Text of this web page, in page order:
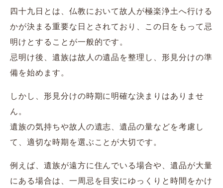
四十九日とは、仏教において故人が極楽浄土へ行ける
かが決まる重要な日とされており、この日をもって忌
明けとすることが一般的です。
忌明け後、遺族は故人の遺品を整理し、形見分けの準
備を始めます。
しかし、形見分けの時期に明確な決まりはありませ
ん。
遺族の気持ちや故人の遺志、遺品の量などを考慮し
て、適切な時期を選ぶことが大切です。
例えば、遺族が遠方に住んでいる場合や、遺品が大量
にある場合は、一周忌を目安にゆっくりと時間をかけ